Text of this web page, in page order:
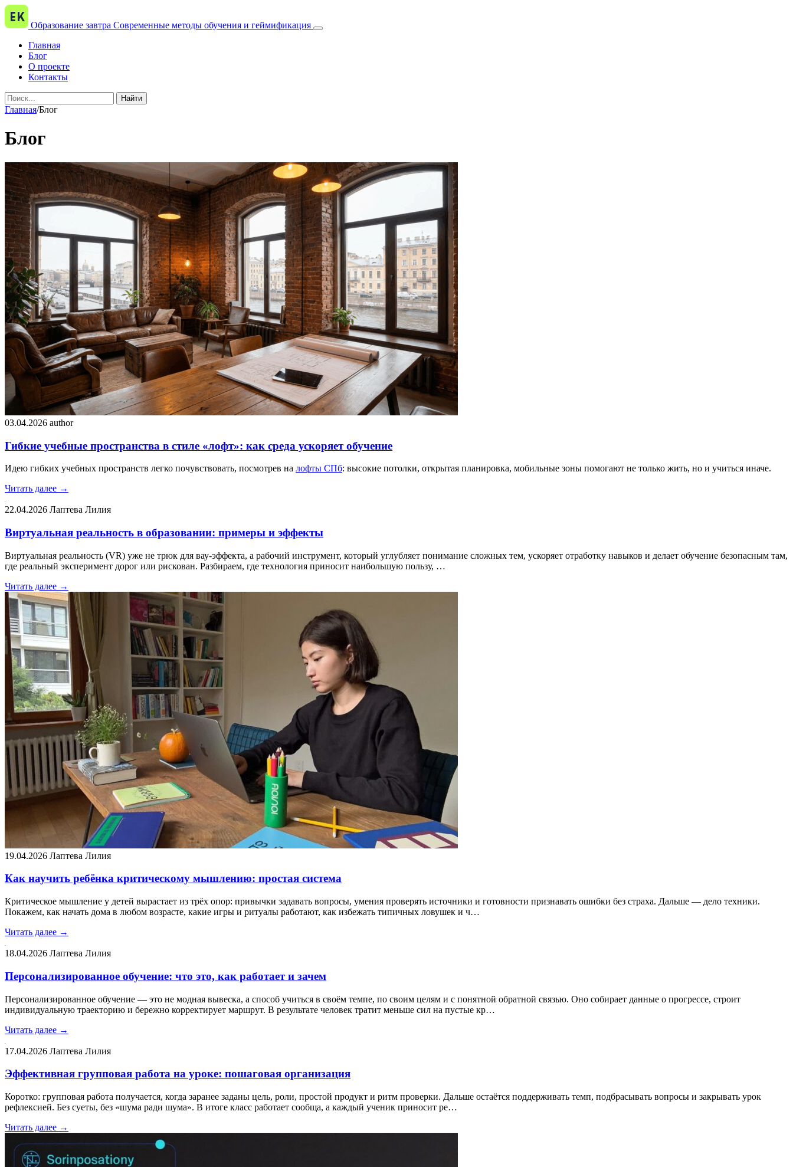
Образование завтра Современные методы обучения и геймификация
Главная
Блог
О проекте
Контакты
Найти
Главная/Блог
Блог
03.04.2026 author
Гибкие учебные пространства в стиле «лофт»: как среда ускоряет обучение
Идею гибких учебных пространств легко почувствовать, посмотрев на лофты СПб: высокие потолки, открытая планировка, мобильные зоны помогают не только жить, но и учиться иначе.
Читать далее →
22.04.2026 Лаптева Лилия
Виртуальная реальность в образовании: примеры и эффекты
Виртуальная реальность (VR) уже не трюк для вау-эффекта, а рабочий инструмент, который углубляет понимание сложных тем, ускоряет отработку навыков и делает обучение безопасным там,
где реальный эксперимент дорог или рискован. Разбираем, где технология приносит наибольшую пользу, …
Читать далее →
19.04.2026 Лаптева Лилия
Как научить ребёнка критическому мышлению: простая система
Критическое мышление у детей вырастает из трёх опор: привычки задавать вопросы, умения проверять источники и готовности признавать ошибки без страха. Дальше — дело техники.
Покажем, как начать дома в любом возрасте, какие игры и ритуалы работают, как избежать типичных ловушек и ч…
Читать далее →
18.04.2026 Лаптева Лилия
Персонализированное обучение: что это, как работает и зачем
Персонализированное обучение — это не модная вывеска, а способ учиться в своём темпе, по своим целям и с понятной обратной связью. Оно собирает данные о прогрессе, строит
индивидуальную траекторию и бережно корректирует маршрут. В результате человек тратит меньше сил на пустые кр…
Читать далее →
17.04.2026 Лаптева Лилия
Эффективная групповая работа на уроке: пошаговая организация
Коротко: групповая работа получается, когда заранее заданы цель, роли, простой продукт и ритм проверки. Дальше остаётся поддерживать темп, подбрасывать вопросы и закрывать урок
рефлексией. Без суеты, без «шума ради шума». В итоге класс работает сообща, а каждый ученик приносит ре…
Читать далее →